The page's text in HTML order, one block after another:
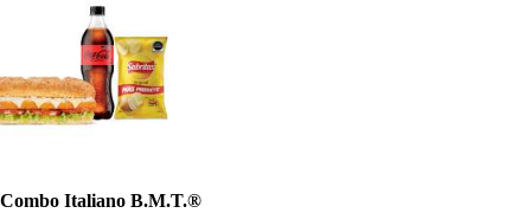
Combo Italiano B.M.T.®